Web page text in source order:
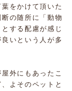
をかけて頂いた
の随所に「動物
する配慮が感じ
いという人が多
外にもあったこ
よそのペットと